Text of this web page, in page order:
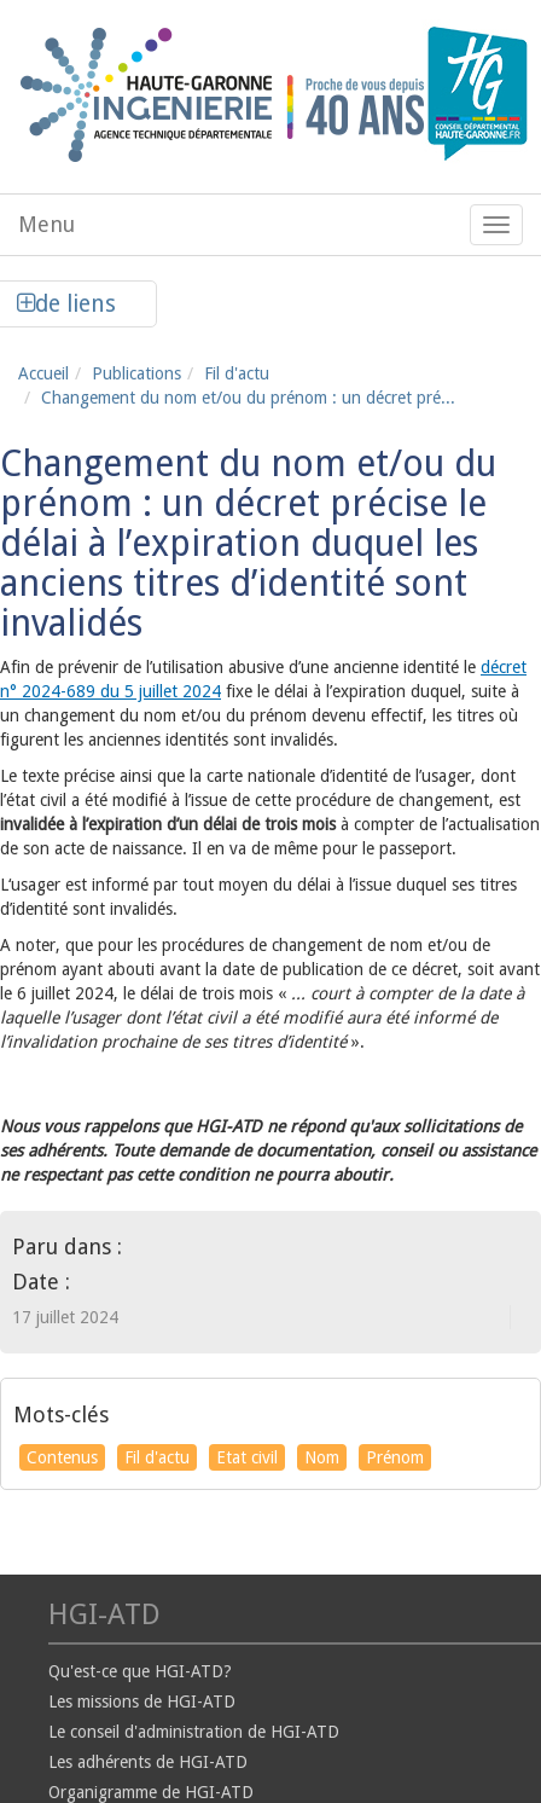
Menu
de
Menu
de liens
Accueil Publications
Fil d'actu
Changement du nom et/ou du prénom : un décret pré...
Changement du nom et/ou du
prénom : un décret précise le
délai à l’expiration duquel les
anciens titres d’identité sont
invalidés
Afin de prévenir de l’utilisation abusive d’une ancienne identité le décret
n° 2024-689 du 5 juillet 2024 fixe le délai à l’expiration duquel, suite à
un changement du nom et/ou du prénom devenu effectif, les titres où
figurent les anciennes identités sont invalidés.
Le texte précise ainsi que la carte nationale d’identité de l’usager, dont
l’état civil a été modifié à l’issue de cette procédure de changement, est
invalidée à l’expiration d’un délai de trois moisà compter de l’actualisation
de son acte de naissance. Il en va de même pour le passeport.
L‘usager est informé par tout moyen du délai à l’issue duquel ses titres
d’identité sont invalidés.
A noter, que pour les procédures de changement de nom et/ou de
prénom ayant abouti avant la date de publication de ce décret, soit avant
le 6 juillet 2024, le délai de trois mois « ... court à compter de la date à
laquelle l’usager dont l’état civil a été modifié aura été informé de
l’invalidation prochaine de ses titres d’identité».
Nous vous rappelons que HGI-ATD ne répond qu'aux sollicitations de
ses adhérents. Toute demande de documentation, conseil ou assistance
ne respectant pas cette condition ne pourra aboutir.
Paru dans :
Date :
17 juillet 2024
Mots-clés
Contenus Fil d'actu Etat civil Nom Prénom
HGI-ATD
Qu'est-ce que HGI-ATD?
Les missions de HGI-ATD
Le conseil d'administration de HGI-ATD
Les adhérents de HGI-ATD
Organigramme de HGI-ATD